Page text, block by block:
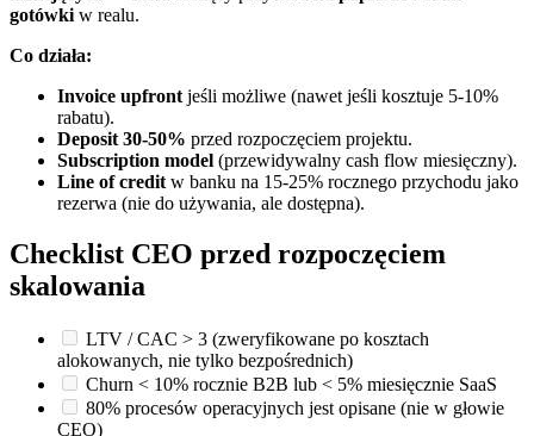
gotówki w realu.
Co działa:
Invoice upfront jeśli możliwe (nawet jeśli kosztuje 5-10%
rabatu).
Deposit 30-50% przed rozpoczęciem projektu.
Subscription model (przewidywalny cash flow miesięczny).
Line of credit w banku na 15-25% rocznego przychodu jako
rezerwa (nie do używania, ale dostępna).
Checklist CEO przed rozpoczęciem
skalowania
LTV / CAC > 3 (zweryfikowane po kosztach
alokowanych, nie tylko bezpośrednich)
Churn < 10% rocznie B2B lub < 5% miesięcznie SaaS
80% procesów operacyjnych jest opisane (nie w głowie
CEO)